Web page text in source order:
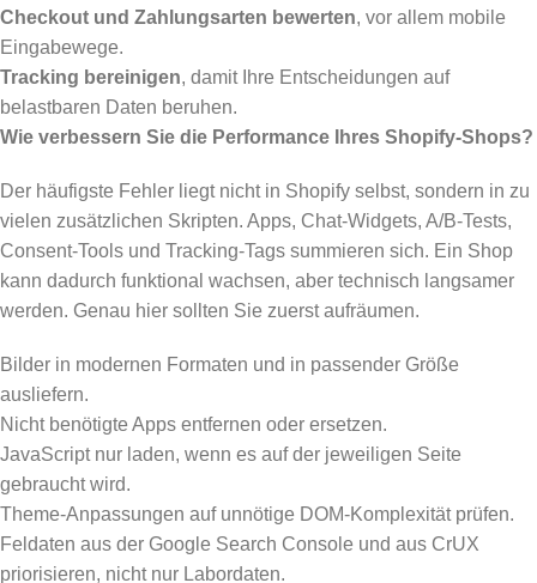
Checkout und Zahlungsarten bewerten, vor allem mobile
Eingabewege.
Tracking bereinigen, damit Ihre Entscheidungen auf
belastbaren Daten beruhen.
Wie verbessern Sie die Performance Ihres Shopify-Shops?
Der häufigste Fehler liegt nicht in Shopify selbst, sondern in zu
vielen zusätzlichen Skripten. Apps, Chat-Widgets, A/B-Tests,
Consent-Tools und Tracking-Tags summieren sich. Ein Shop
kann dadurch funktional wachsen, aber technisch langsamer
werden. Genau hier sollten Sie zuerst aufräumen.
Bilder in modernen Formaten und in passender Größe
ausliefern.
Nicht benötigte Apps entfernen oder ersetzen.
JavaScript nur laden, wenn es auf der jeweiligen Seite
gebraucht wird.
Theme-Anpassungen auf unnötige DOM-Komplexität prüfen.
Feldaten aus der Google Search Console und aus CrUX
priorisieren, nicht nur Labordaten.